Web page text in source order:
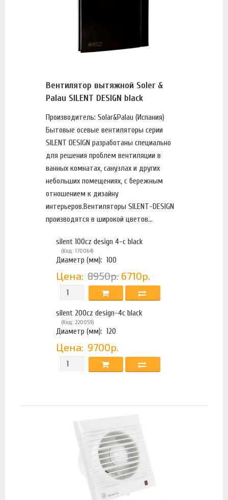
Вентилятор вытяжной Soler &
Palau SILENT DESIGN black
Производитель: Solar&Palau (Испания)
Бытовые осевые вентиляторы серии
SILENT DESIGN разработаны специально
для решения проблем вентиляции в
ванных комнатах, санузлах и других
небольших помещениях, с бережным
отношением к дизайну
интерьеров.Вентиляторы SILENT-DESIGN
производятся в широкой цветов...
silent 100cz design 4-c black
(Код: 170064)
Диаметр (мм): 100
Цена: 8950р. 6710р.
silent 200cz design-4c black
(Код: 220059)
Диаметр (мм): 120
Цена: 9700р.